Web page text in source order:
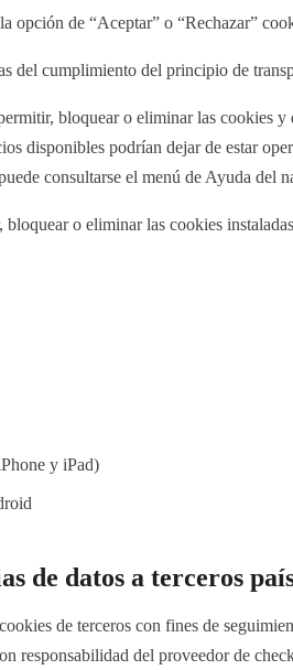
opción de “Aceptar” o “Rechazar”
del cumplimiento del principio de
bloquear o eliminar las cookies
disponibles podrían dejar de estar
consultarse el menú de Ayuda del
bloquear o eliminar las cookies
y iPad)
de datos a terceros
de terceros con fines de
responsabilidad del proveedor de